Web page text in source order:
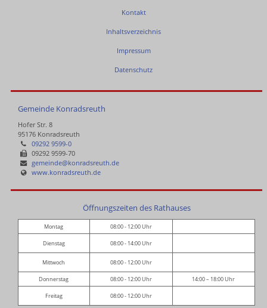
Kontakt
Inhaltsverzeichnis
Impressum
Datenschutz
Gemeinde Konradsreuth
Hofer Str. 8
95176 Konradsreuth
09292 9599-0
09292 9599-70
gemeinde@konradsreuth.de
www.konradsreuth.de
Öffnungszeiten des Rathauses
Montag 08:00 - 12:00 Uhr
Dienstag 08:00 - 14:00 Uhr
Mittwoch 08:00 - 12:00 Uhr
Donnerstag 08:00 - 12:00 Uhr 14:00 – 18:00 Uhr
Freitag 08:00 - 12:00 Uhr